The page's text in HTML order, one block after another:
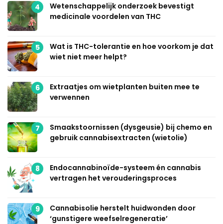
4
Wetenschappelijk onderzoek bevestigt
medicinale voordelen van THC
5
Wat is THC-tolerantie en hoe voorkom je dat
wiet niet meer helpt?
6
Extraatjes om wietplanten buiten mee te
verwennen
7
Smaakstoornissen (dysgeusie) bij chemo en
gebruik cannabisextracten (wietolie)
8
Endocannabinoïde-systeem én cannabis
vertragen het verouderingsproces
9
Cannabisolie herstelt huidwonden door
‘gunstigere weefselregeneratie’